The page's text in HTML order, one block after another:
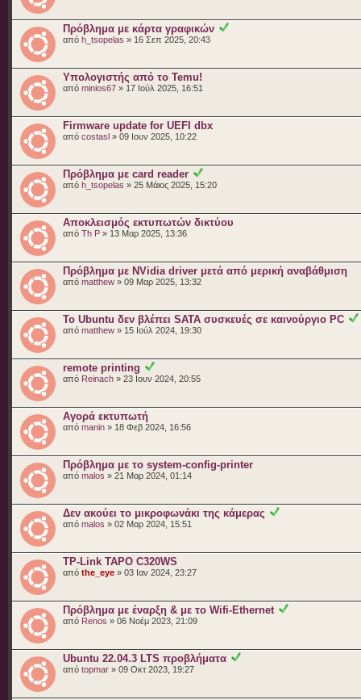
Πρόβλημα με κάρτα γραφικών
από h_tsopelas » 16 Σεπ 2025, 20:43
Υπολογιστής από το Temu!
από minios67 » 17 Ιούλ 2025, 16:51
Firmware update for UEFI dbx
από costasl » 09 Ιουν 2025, 10:22
Πρόβλημα με card reader
από h_tsopelas » 25 Μάιος 2025, 15:20
Αποκλεισμός εκτυπωτών δικτύου
από Th P » 13 Μαρ 2025, 13:36
Πρόβλημα με NVidia driver μετά από μερική αναβάθμιση
από matthew » 09 Μαρ 2025, 13:32
Το Ubuntu δεν βλέπει SATA συσκευές σε καινούργιο PC
από matthew » 15 Ιούλ 2024, 19:30
remote printing
από Reinach » 23 Ιουν 2024, 20:55
Αγορά εκτυπωτή
από manin » 18 Φεβ 2024, 16:56
Πρόβλημα με το system-config-printer
από malos » 21 Μαρ 2024, 01:14
Δεν ακούει το μικροφωνάκι της κάμερας
από malos » 02 Μαρ 2024, 15:51
TP-Link TAPO C320WS
από the_eye » 03 Ιαν 2024, 23:27
Πρόβλημα με έναρξη & με το Wifi-Ethernet
από Renos » 06 Νοέμ 2023, 21:09
Ubuntu 22.04.3 LTS πρoβλήματα
από topmar » 09 Οκτ 2023, 19:27